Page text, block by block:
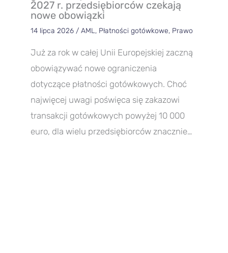
2027 r. przedsiębiorców czekają
nowe obowiązki
14 lipca 2026 / AML, Płatności gotówkowe, Prawo
Już za rok w całej Unii Europejskiej zaczną
obowiązywać nowe ograniczenia
dotyczące płatności gotówkowych. Choć
najwięcej uwagi poświęca się zakazowi
transakcji gotówkowych powyżej 10 000
euro, dla wielu przedsiębiorców znacznie…